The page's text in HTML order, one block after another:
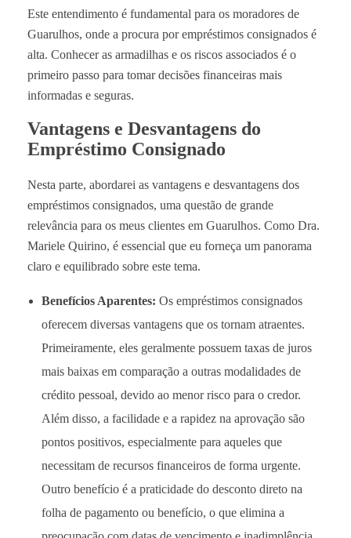
Este entendimento é fundamental para os moradores de
Guarulhos, onde a procura por empréstimos consignados é
alta. Conhecer as armadilhas e os riscos associados é o
primeiro passo para tomar decisões financeiras mais
informadas e seguras.
Vantagens e Desvantagens do
Empréstimo Consignado
Nesta parte, abordarei as vantagens e desvantagens dos
empréstimos consignados, uma questão de grande
relevância para os meus clientes em Guarulhos. Como Dra.
Mariele Quirino, é essencial que eu forneça um panorama
claro e equilibrado sobre este tema.
Benefícios Aparentes: Os empréstimos consignados
oferecem diversas vantagens que os tornam atraentes.
Primeiramente, eles geralmente possuem taxas de juros
mais baixas em comparação a outras modalidades de
crédito pessoal, devido ao menor risco para o credor.
Além disso, a facilidade e a rapidez na aprovação são
pontos positivos, especialmente para aqueles que
necessitam de recursos financeiros de forma urgente.
Outro benefício é a praticidade do desconto direto na
folha de pagamento ou benefício, o que elimina a